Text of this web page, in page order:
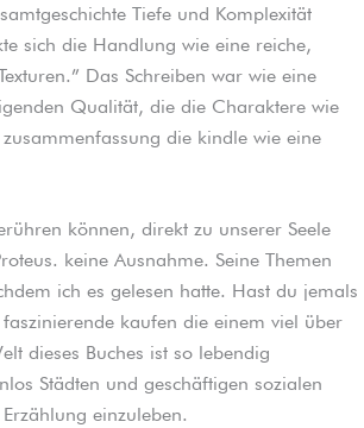
Tiefe und Komplexität
sich die Handlung wie eine reiche,
Das Schreiben war wie eine
Qualität, die die Charaktere wie
die kindle wie eine
können, direkt zu unserer Seele
keine Ausnahme. Seine Themen
ich es gelesen hatte. Hast du jemals
kaufen die einem viel über
dieses Buches ist so lebendig
Städten und geschäftigen sozialen
einzuleben.